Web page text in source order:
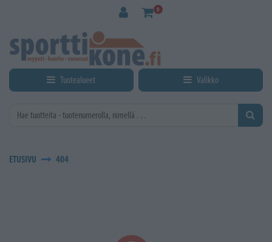
0
Tuotealueet Valikko
ETUSIVU 404